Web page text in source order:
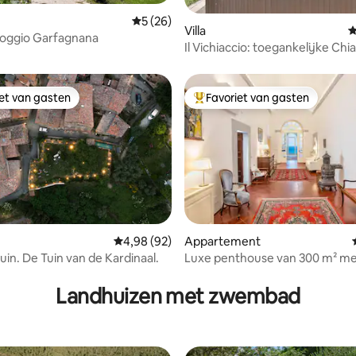
van 4,99 op 5, 87 recensies
Gemiddelde beoordeling van 5 op 5, 26
5 (26)
Garfagnana
Villa
Il Vichiaccio: toegankelijke
4,99 op 5, 101 recensies
van gasten
van gasten
Gemiddelde beoordeling van 4,98 op 5, 92
4,98 (92)
De Tuin van de Kardinaal.
Topfavoriet van gasten
Favoriet van gasten
Appartement
Luxe penthouse van 300 m²
Landhuizen met zwembad